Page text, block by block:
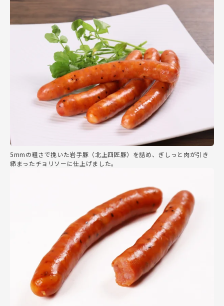
5mmの粗さで挽いた岩手豚（北上四匠豚）を詰め、ぎしっと肉が引き
締まったチョリソーに仕上げました。